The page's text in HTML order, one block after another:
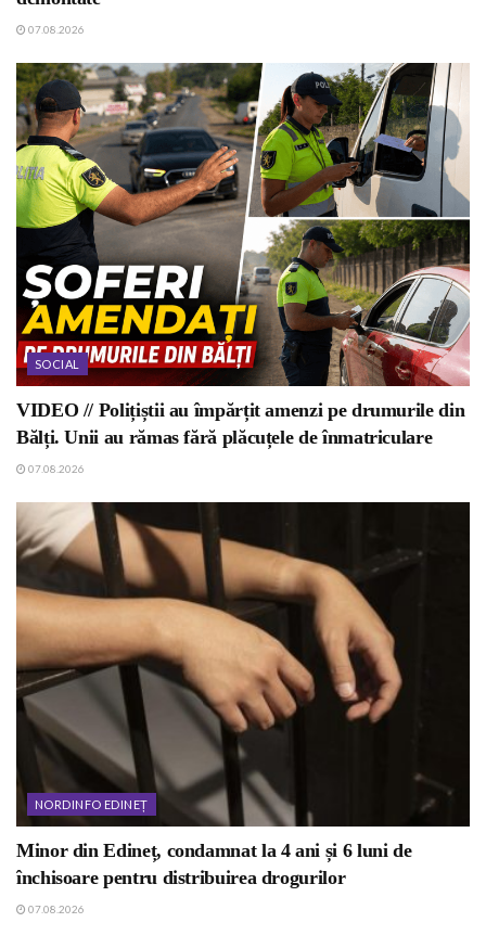
07.08.2026
SOCIAL
VIDEO // Polițiștii au împărțit amenzi pe drumurile din
Bălți. Unii au rămas fără plăcuțele de înmatriculare
07.08.2026
NORDINFO EDINEȚ
Minor din Edineț, condamnat la 4 ani și 6 luni de
închisoare pentru distribuirea drogurilor
07.08.2026